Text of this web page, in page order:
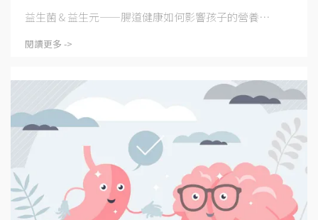
益生菌 & 益生元——腸道健康如何影響孩子的營養⋯
閱讀更多 ->